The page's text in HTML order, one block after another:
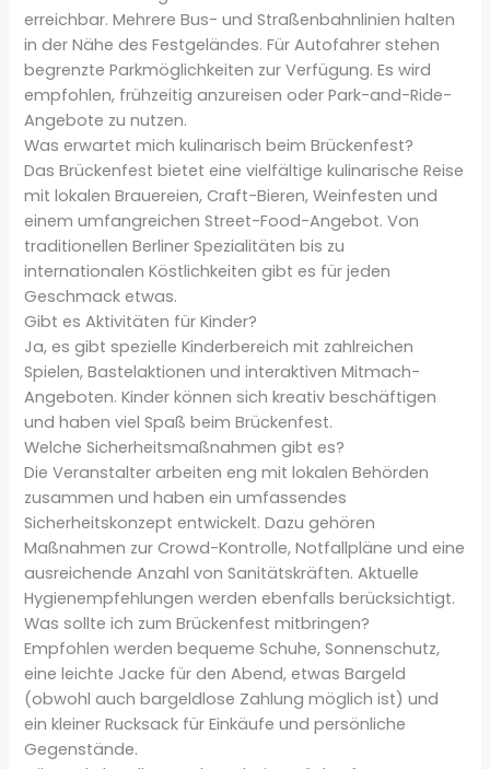
erreichbar. Mehrere Bus- und Straßenbahnlinien halten
in der Nähe des Festgeländes. Für Autofahrer stehen
begrenzte Parkmöglichkeiten zur Verfügung. Es wird
empfohlen, frühzeitig anzureisen oder Park-and-Ride-
Angebote zu nutzen.
Was erwartet mich kulinarisch beim Brückenfest?
Das Brückenfest bietet eine vielfältige kulinarische Reise
mit lokalen Brauereien, Craft-Bieren, Weinfesten und
einem umfangreichen Street-Food-Angebot. Von
traditionellen Berliner Spezialitäten bis zu
internationalen Köstlichkeiten gibt es für jeden
Geschmack etwas.
Gibt es Aktivitäten für Kinder?
Ja, es gibt spezielle Kinderbereich mit zahlreichen
Spielen, Bastelaktionen und interaktiven Mitmach-
Angeboten. Kinder können sich kreativ beschäftigen
und haben viel Spaß beim Brückenfest.
Welche Sicherheitsmaßnahmen gibt es?
Die Veranstalter arbeiten eng mit lokalen Behörden
zusammen und haben ein umfassendes
Sicherheitskonzept entwickelt. Dazu gehören
Maßnahmen zur Crowd-Kontrolle, Notfallpläne und eine
ausreichende Anzahl von Sanitätskräften. Aktuelle
Hygienempfehlungen werden ebenfalls berücksichtigt.
Was sollte ich zum Brückenfest mitbringen?
Empfohlen werden bequeme Schuhe, Sonnenschutz,
eine leichte Jacke für den Abend, etwas Bargeld
(obwohl auch bargeldlose Zahlung möglich ist) und
ein kleiner Rucksack für Einkäufe und persönliche
Gegenstände.